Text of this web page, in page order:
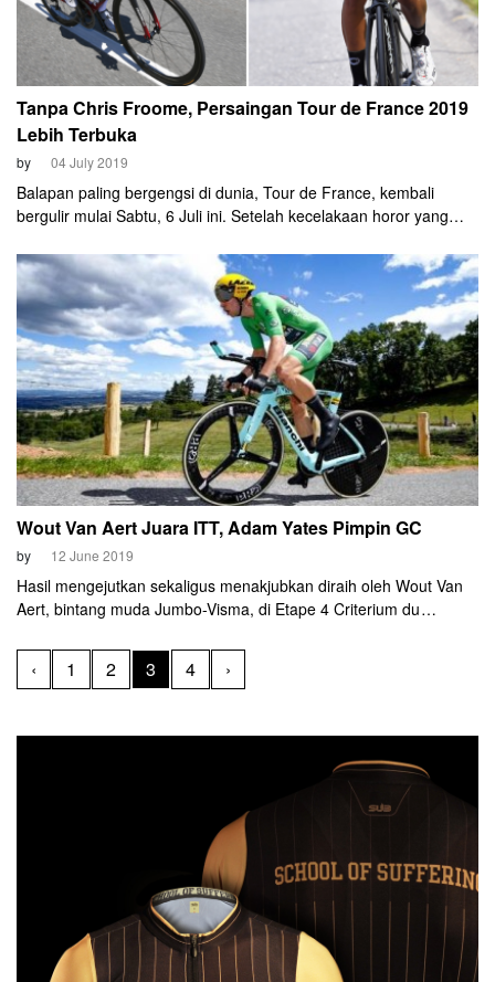
Tanpa Chris Froome, Persaingan Tour de France 2019
Lebih Terbuka
by 04 July 2019
Balapan paling bergengsi di dunia, Tour de France, kembali
bergulir mulai Sabtu, 6 Juli ini. Setelah kecelakaan horor yang
utama juara tahun ini. Team Ineos (eks Sky) masih punya dua
senjata kuat. Tapi ada peluang bagi beberapa pembalap untuk
merebut yellow jersey saat lomba berakhir tiga pekan kemudian
di Paris.
Wout Van Aert Juara ITT, Adam Yates Pimpin GC
by 12 June 2019
Hasil mengejutkan sekaligus menakjubkan diraih oleh Wout Van
Aert, bintang muda Jumbo-Visma, di Etape 4 Criterium du
itu meraih kemenangan pertamanya di level WorldTour. Dan dia
meraihnya lewat etape individual time trial (ITT), melewati rute
‹ 1 2 3 4 ›